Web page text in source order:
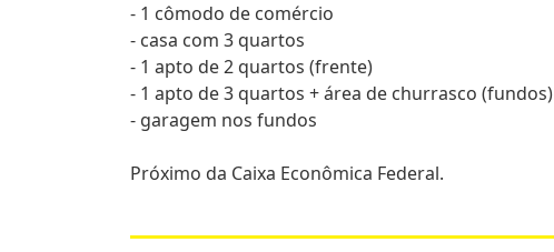
- 1 cômodo de comércio
- casa com 3 quartos
- 1 apto de 2 quartos (frente)
- 1 apto de 3 quartos + área de churrasco (fundos)
- garagem nos fundos
Próximo da Caixa Econômica Federal.